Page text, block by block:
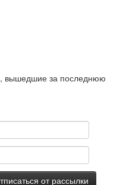
, вышедшие за последнюю